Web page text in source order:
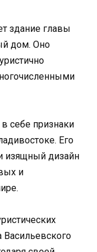
здание главы
дом. Оно
себе признаки
Его
изящный дизайн
и
Васильевского